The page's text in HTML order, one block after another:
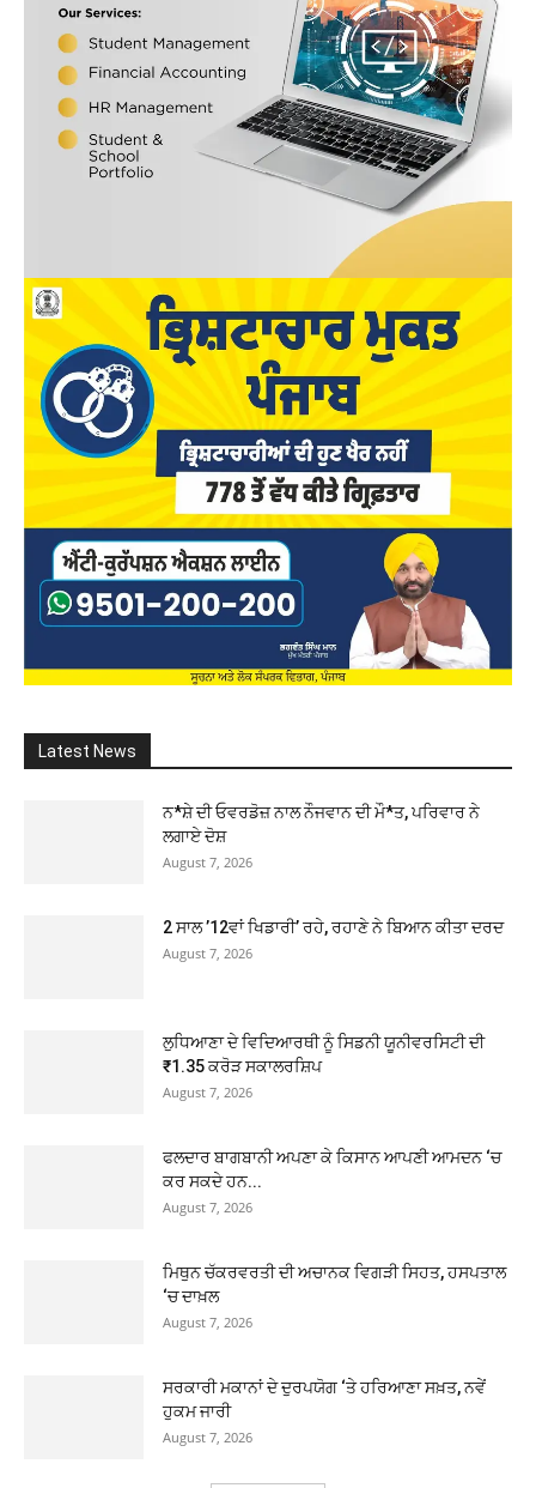
Latest News
ਨ*ਸ਼ੇ ਦੀ ਓਵਰਡੋਜ਼ ਨਾਲ ਨੌਜਵਾਨ ਦੀ ਮੌ*ਤ, ਪਰਿਵਾਰ ਨੇ
ਲਗਾਏ ਦੋਸ਼
August 7, 2026
2 ਸਾਲ ’12ਵਾਂ ਖਿਡਾਰੀ’ ਰਹੇ, ਰਹਾਣੇ ਨੇ ਬਿਆਨ ਕੀਤਾ ਦਰਦ
August 7, 2026
ਲੁਧਿਆਣਾ ਦੇ ਵਿਦਿਆਰਥੀ ਨੂੰ ਸਿਡਨੀ ਯੂਨੀਵਰਸਿਟੀ ਦੀ
₹1.35 ਕਰੋੜ ਸਕਾਲਰਸ਼ਿਪ
August 7, 2026
ਫਲਦਾਰ ਬਾਗਬਾਨੀ ਅਪਣਾ ਕੇ ਕਿਸਾਨ ਆਪਣੀ ਆਮਦਨ ‘ਚ
ਕਰ ਸਕਦੇ ਹਨ...
August 7, 2026
ਮਿਥੁਨ ਚੱਕਰਵਰਤੀ ਦੀ ਅਚਾਨਕ ਵਿਗੜੀ ਸਿਹਤ, ਹਸਪਤਾਲ
‘ਚ ਦਾਖ਼ਲ
August 7, 2026
ਸਰਕਾਰੀ ਮਕਾਨਾਂ ਦੇ ਦੁਰਪਯੋਗ ‘ਤੇ ਹਰਿਆਣਾ ਸਖ਼ਤ, ਨਵੇਂ
ਹੁਕਮ ਜਾਰੀ
August 7, 2026